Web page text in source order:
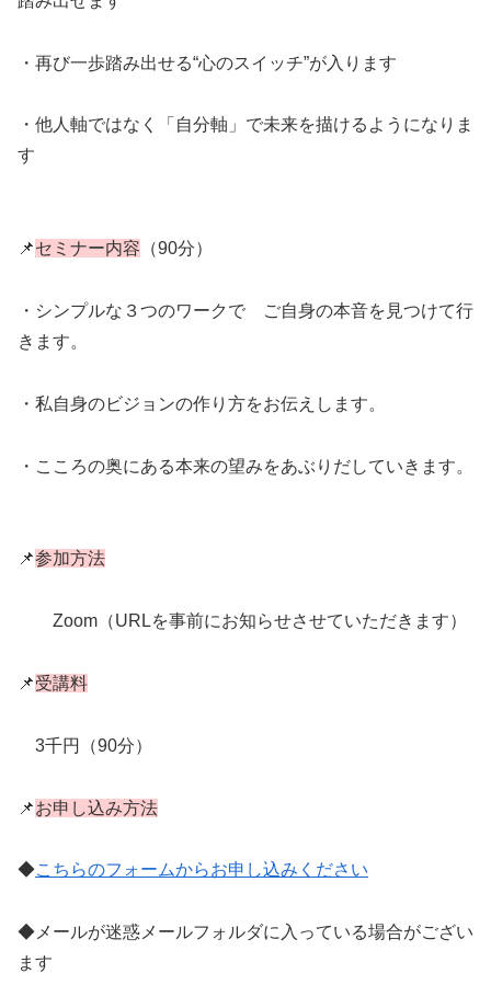
・再び一歩踏み出せる“心のスイッチ”が入ります
・他人軸ではなく「自分軸」で未来を描けるようになりま
す
📌セミナー内容 （90分）
・シンプルな３つのワークで ご自身の本音を見つけて行
きます。
・私自身のビジョンの作り方をお伝えします。
・こころの奥にある本来の望みをあぶりだしていきます。
📌参加方法
Zoom（URLを事前にお知らせさせていただきます）
📌受講料
3千円（90分）
📌お申し込み方法
◆こちらのフォームからお申し込みください
◆メールが迷惑メールフォルダに入っている場合がござい
ます